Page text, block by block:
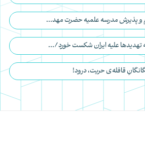
و پذیرش مدرسه علمیه حضرت مهد...
تهدیدها علیه ایران شکست خورد/...
قافله‌ی حریت، درود!